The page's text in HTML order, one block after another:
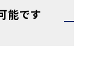
能です